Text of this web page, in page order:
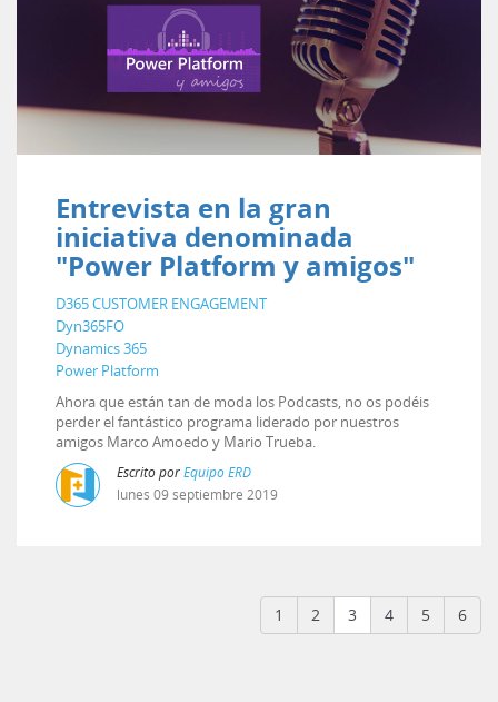
Entrevista en la gran
iniciativa denominada
"Power Platform y amigos"
D365 CUSTOMER ENGAGEMENT
Dyn365FO
Dynamics 365
Power Platform
Ahora que están tan de moda los Podcasts, no os podéis
perder el fantástico programa liderado por nuestros
amigos Marco Amoedo y Mario Trueba.
Escrito porEquipo ERD
lunes 09septiembre 2019
1 2 3 (current)
4 5 6